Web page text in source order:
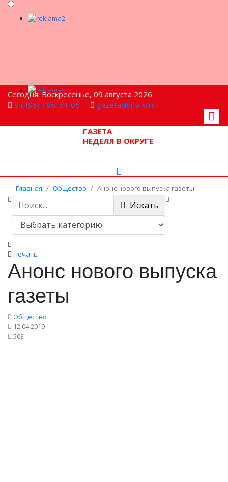
Сегодня: Воскресенье, 09 августа 2026
8 (495) 786-54-05
gazeta@n-v-o.ru
ГАЗЕТА
НЕДЕЛЯ В ОКРУГЕ
Главная Общество Анонс нового выпуска газеты
Искать
Печать
Анонс нового выпуска
газеты
Общество
12.04.2019
503